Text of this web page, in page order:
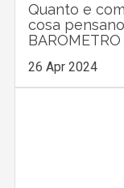
Quanto e
cosa
26 Apr 2024